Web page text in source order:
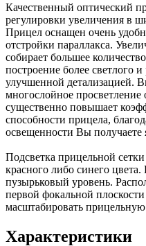
Качественный оптический
регулировки увеличения в
Прицел оснащен очень
отстройки параллакса.
собирает большее
построение более светлого
улучшенной детализацией.
многослойное просветление
существенно повышает
способности прицела,
освещенности Вы получаете
Подсветка прицельной
красного либо синего
пузырьковый уровень.
первой фокальной
масштабировать
Характеристики